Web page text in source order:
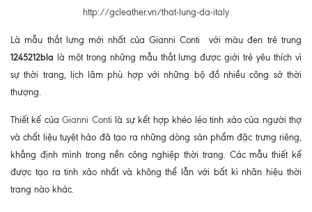
http://gcleather.vn/that-lung-da-italy
Là mẫu thắt lưng mới nhất của Gianni Conti với màu đen trẻ trung
1245212bla là một trong những mẫu thắt lưng được giới trẻ yêu thích vì
sự thời trang, lịch lãm phù hợp với những bộ đồ nhiều công sở thời
thượng.
Thiết kế củaGianni Conti là sự kết hợp khéo léo tinh xảo của người thợ
và chất liệu tuyệt hảo đã tạo ra những dòng sản phẩm đặc trưng riêng,
khẳng định mình trong nền công nghiệp thời trang. Các mẫu thiết kế
được tạo ra tinh xảo nhất và không thể lẫn với bất kì nhãn hiệu thời
trang nào khác.